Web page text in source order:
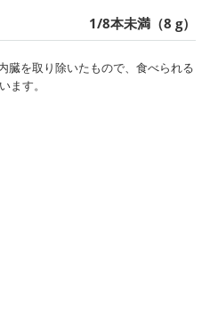
1/8本未満（8 g）
臓を取り除いたもので、食べられる
ます。